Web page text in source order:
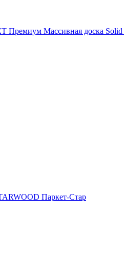
Премиум Массивная доска Solid
Паркет-Стар